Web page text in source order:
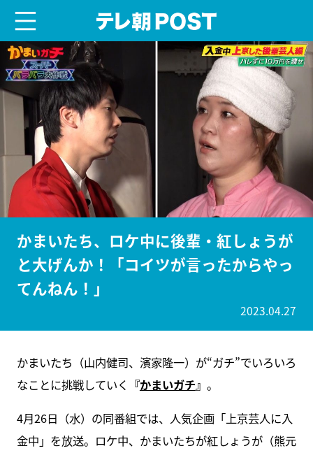
かまいたち、ロケ中に後輩・紅しょうが
と大げんか！「コイツが言ったからやっ
てんねん！」
2023.04.27
かまいたち（山内健司、濱家隆一）が“ガチ”でいろいろ
なことに挑戦していく 『かまいガチ』 。
4月26日（水）の同番組では、人気企画「上京芸人に入
金中」を放送。ロケ中、かまいたちが紅しょうが（熊元